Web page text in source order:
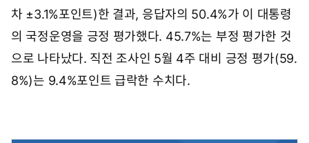
차 ±3.1%포인트)한 결과, 응답자의 50.4%가 이 대통령
의 국정운영을 긍정 평가했다. 45.7%는 부정 평가한 것
으로 나타났다. 직전 조사인 5월 4주 대비 긍정 평가(59.
8%)는 9.4%포인트 급락한 수치다.